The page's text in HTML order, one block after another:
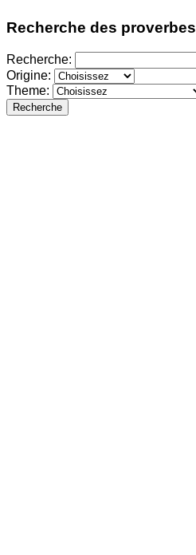
Recherche des proverbes
Recherche:
Origine:
Theme:
Recherche